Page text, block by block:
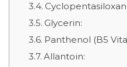
Glycerin:
Panthenol (B5
Allantoin: